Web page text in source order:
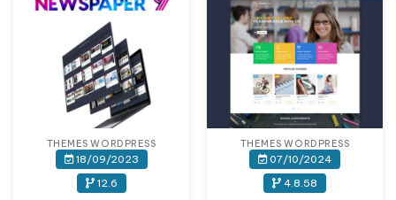
THEMES WORDPRESS
18/09/2023
12.6
THEMES WORDPRESS
07/10/2024
4.8.58